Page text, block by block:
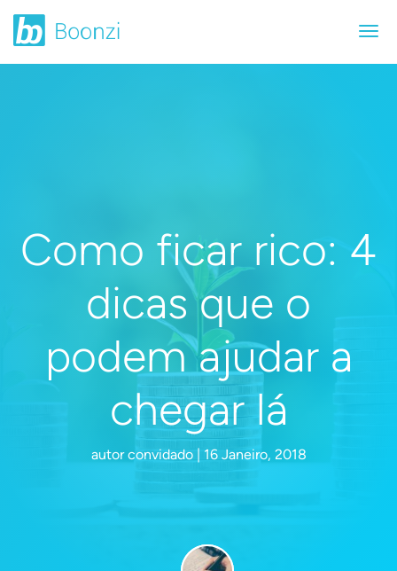
Como ficar rico: 4
dicas que o
podem ajudar a
chegar lá
autor convidado | 16 Janeiro, 2018